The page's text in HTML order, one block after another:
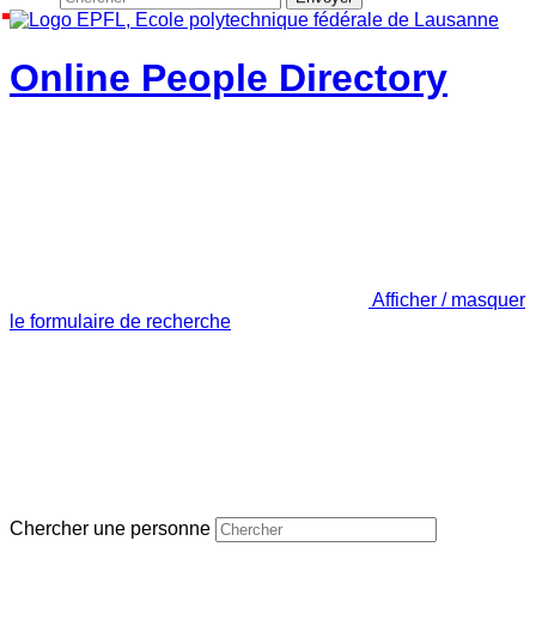
Online People Directory
Afficher / masquer
le formulaire de recherche
Chercher une personne